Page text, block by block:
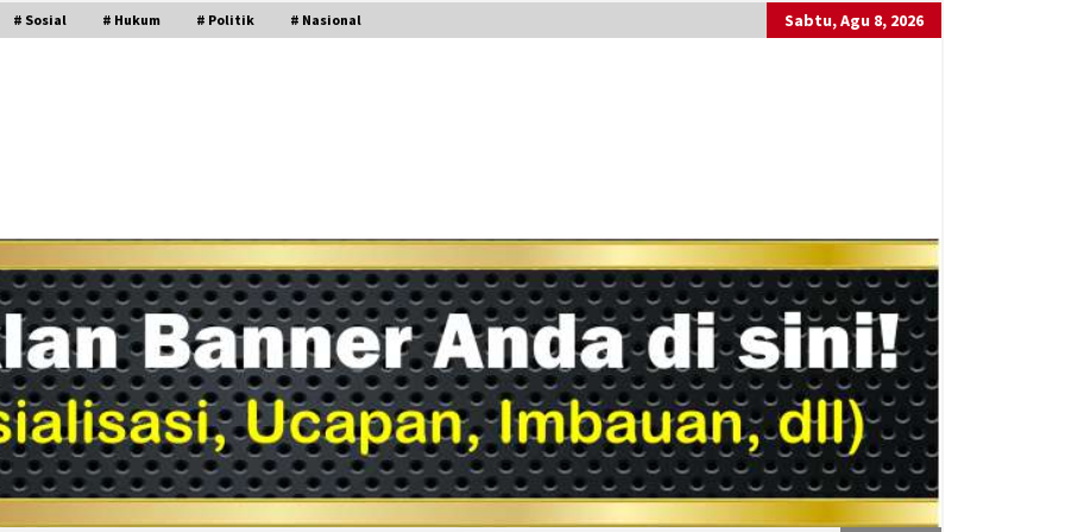
# Sosial # Hukum # Politik # Nasional Sabtu, Agu 8, 2026